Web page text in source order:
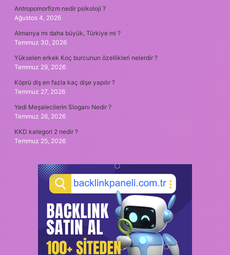
Antropomorfizm nedir psikoloji ?
Ağustos 4, 2026
Almanya mı daha büyük, Türkiye mi ?
Temmuz 30, 2026
Yükselen erkek Koç burcunun özellikleri nelerdir ?
Temmuz 29, 2026
Köprü diş en fazla kaç dişe yapılır ?
Temmuz 27, 2026
Yedi Meşalecilerin Sloganı Nedir ?
Temmuz 26, 2026
KKD kategori 2 nedir ?
Temmuz 25, 2026